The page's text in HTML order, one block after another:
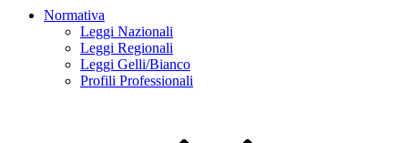
Normativa
Leggi Nazionali
Leggi Regionali
Leggi Gelli/Bianco
Profili Professionali